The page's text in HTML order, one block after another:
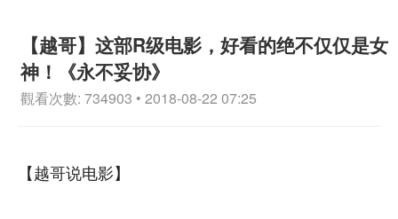
【越哥】这部R级电影，好看的绝不仅仅是女
神！《永不妥协》
觀看次數: 734903 • 2018-08-22 07:25
【越哥说电影】